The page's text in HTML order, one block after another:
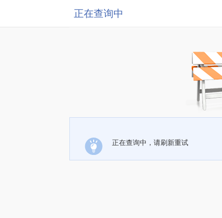
正在查询中
正在查询中，请刷新重试